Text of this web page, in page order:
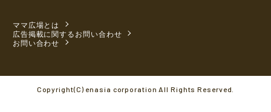
ママ広場とは
広告掲載に関するお問い合わせ
お問い合わせ
Copyright(C) enasia corporation All Rights Reserved.